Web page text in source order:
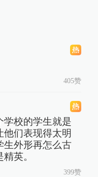
405赞
学校的学生就是
们表现得太明
生外形再怎么古
英。
399赞